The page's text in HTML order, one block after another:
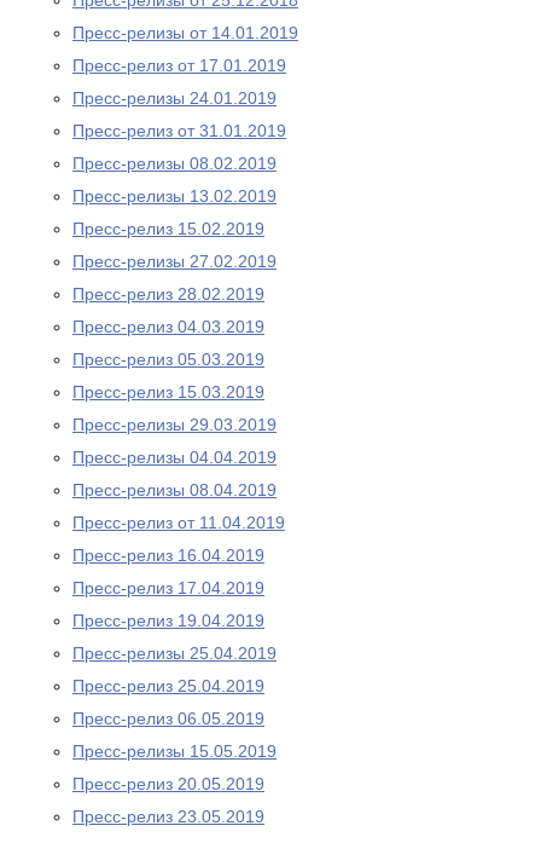
Пресс-релизы от 14.01.2019
Пресс-релиз от 17.01.2019
Пресс-релизы 24.01.2019
Пресс-релиз от 31.01.2019
Пресс-релизы 08.02.2019
Пресс-релизы 13.02.2019
Пресс-релиз 15.02.2019
Пресс-релизы 27.02.2019
Пресс-релиз 28.02.2019
Пресс-релиз 04.03.2019
Пресс-релиз 05.03.2019
Пресс-релиз 15.03.2019
Пресс-релизы 29.03.2019
Пресс-релизы 04.04.2019
Пресс-релизы 08.04.2019
Пресс-релиз от 11.04.2019
Пресс-релиз 16.04.2019
Пресс-релиз 17.04.2019
Пресс-релиз 19.04.2019
Пресс-релизы 25.04.2019
Пресс-релиз 25.04.2019
Пресс-релиз 06.05.2019
Пресс-релизы 15.05.2019
Пресс-релиз 20.05.2019
Пресс-релиз 23.05.2019